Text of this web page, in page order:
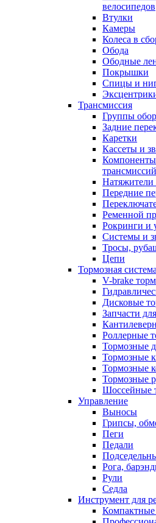
велосипедов
Втулки
Камеры
Колеса в
Обода
Ободные
Покрышки
Спицы и
Трансмиссия
Группы
Задние
Каретки
Кассеты и
трансмиссий
Натяжители
Передние
Ременной
Рокринги и
Системы и
Тросы,
Цепи
Тормозная система
V-brake
Дисковые
Запчасти
Роллерные
Тормозные
Тормозные
Тормозные
Тормозные
Шоссейные
Управление
Выносы
Грипсы,
Пеги
Педали
Рога,
Рули
Седла
Инструмент для
Компактные